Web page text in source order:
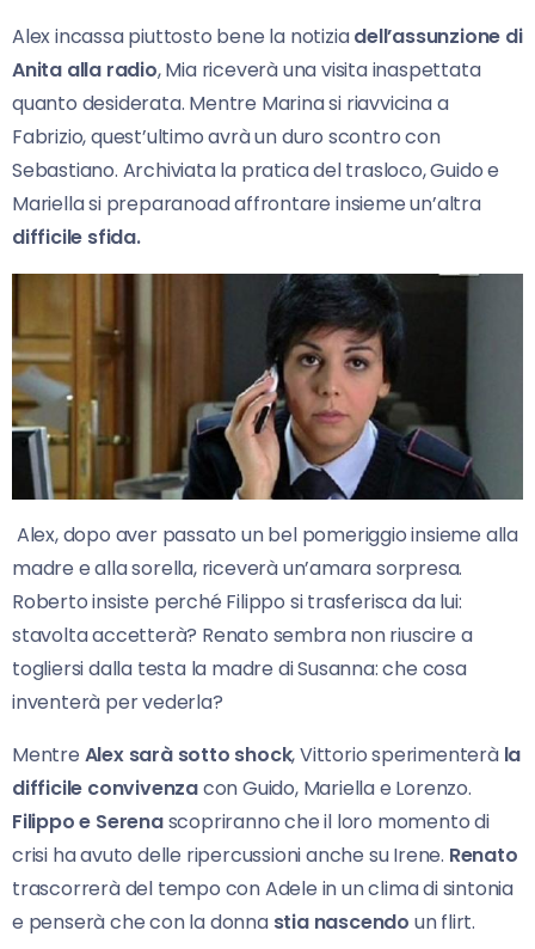
Alex incassa piuttosto bene la notiziadell’assunzione di
Anita alla radio, Mia riceverà una visita inaspettata
quanto desiderata. Mentre Marina si riavvicina a
Fabrizio, quest’ultimo avrà un duro scontro con
Sebastiano. Archiviata la pratica del trasloco, Guido e
Mariella si preparanoad affrontare insieme un’altra
difficile sfida.
Alex, dopo aver passato un bel pomeriggio insieme alla
madre e alla sorella, riceverà un’amara sorpresa.
Roberto insiste perché Filippo si trasferisca da lui:
stavolta accetterà? Renato sembra non riuscire a
togliersi dalla testa la madre di Susanna: che cosa
inventerà per vederla?
Mentre Alex sarà sotto shock, Vittorio sperimenterà la
difficile convivenzacon Guido, Mariella e Lorenzo.
Filippo e Serenascopriranno che il loro momento di
crisi ha avuto delle ripercussioni anche su Irene. Renato
trascorrerà del tempo con Adele in un clima di sintonia
e penserà che con la donnastia nascendo un flirt.